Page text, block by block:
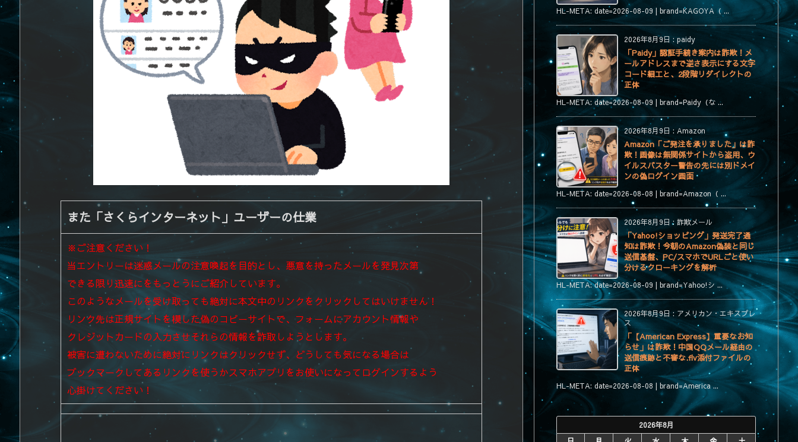
また「さくらインターネット」ユーザーの仕業
※ご注意ください！
当エントリーは迷惑メールの注意喚起を目的とし、悪意を持ったメールを発見次第
できる限り迅速にをもっとうにご紹介しています。
このようなメールを受け取っても絶対に本文中のリンクをクリックしてはいけません！
リンク先は正規サイトを模した偽のコピーサイトで、フォームにアカウント情報や
クレジットカードの入力させそれらの情報を詐取しようとします。
被害に遭わないために絶対にリンクはクリックせず、 どうしても気になる場合は
ブックマークしてあるリンクを使うかスマホアプリをお使いになってログインするよう
心掛けてください！
HL-META: date=2026-08-09 | brand=KAGOYA（ ...
2026年8月9日 : paidy
「Paidy」認証手続き案内は詐欺！メ
ールアドレスまで逆さ表示にする文字
コード細工と、2段階リダイレクトの
正体
HL-META: date=2026-08-09 | brand=Paidy（な ...
2026年8月9日 : Amazon
Amazon「ご発注を承りました」は詐
欺！画像は無関係サイトから盗用、ウ
イルスバスター警告の先には別ドメイ
ンの偽ログイン画面
HL-META: date=2026-08-08 | brand=Amazon（ ...
2026年8月9日 : 詐欺メール
「Yahoo!ショッピング」発送完了通
知は詐欺！今朝のAmazon偽装と同じ
送信基盤、PC/スマホでURLごと使い
分けるクローキングを解析
HL-META: date=2026-08-09 | brand=Yahoo!シ ...
2026年8月9日 : アメリカン・エキスプレ
ス
「【American Express】重要なお知
らせ」は詐欺！中国QQメール経由の
送信痕跡と不審な.flv添付ファイルの
正体
HL-META: date=2026-08-08 | brand=America ...
2026年8月